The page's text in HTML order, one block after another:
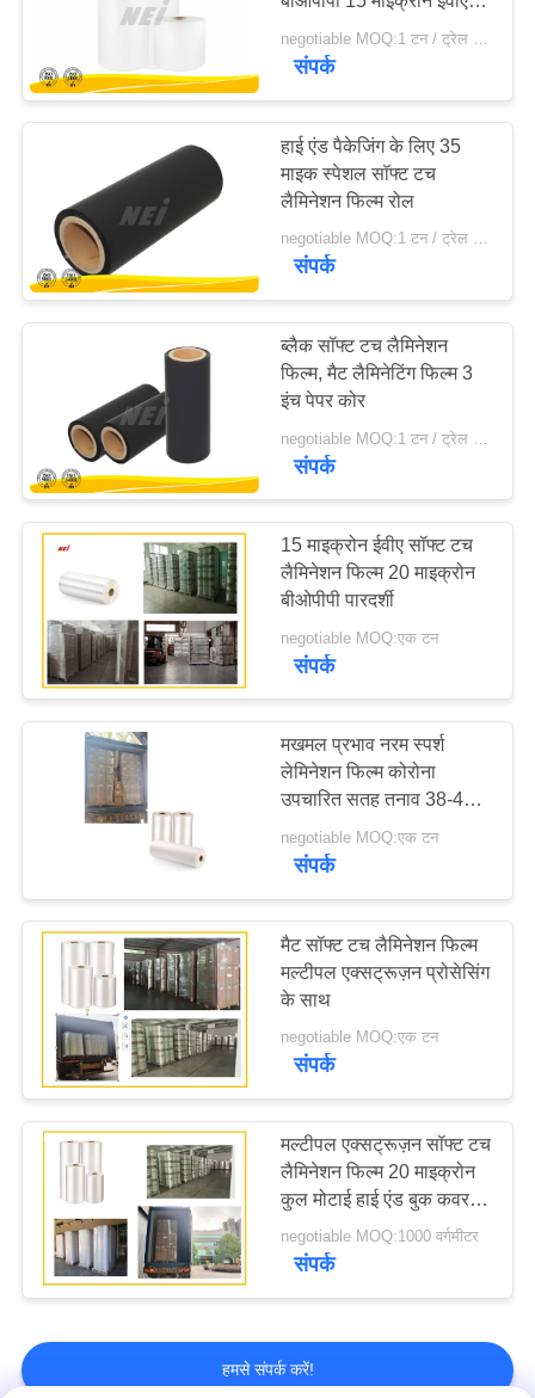
सामग्री
negotiable MOQ:1 टन / ट्रेल आदेश बातचीत योग्य
संपर्क
हाई एंड पैकेजिंग के लिए 35
माइक स्पेशल सॉफ्ट टच
लैमिनेशन फिल्म रोल
negotiable MOQ:1 टन / ट्रेल आदेश बातचीत योग्य
संपर्क
ब्लैक सॉफ्ट टच लैमिनेशन
फिल्म, मैट लैमिनेटिंग फिल्म 3
इंच पेपर कोर
संपर्क
15 माइक्रोन ईवीए सॉफ्ट टच
लैमिनेशन फिल्म 20 माइक्रोन
बीओपीपी पारदर्शी
negotiable MOQ:एक टन
संपर्क
मखमल प्रभाव नरम स्पर्श
लेमिनेशन फिल्म कोरोना
उपचारित सतह तनाव 38-42
डायने/सेमी
negotiable MOQ:एक टन
संपर्क
मैट सॉफ्ट टच लैमिनेशन फिल्म
मल्टीपल एक्सट्रूज़न प्रोसेसिंग
के साथ
negotiable MOQ:एक टन
संपर्क
मल्टीपल एक्सट्रूज़न सॉफ्ट टच
लैमिनेशन फिल्म 20 माइक्रोन
कुल मोटाई हाई एंड बुक कवर के
negotiable MOQ:1000 वर्गमीटर
संपर्क
हमसे संपर्क करें!